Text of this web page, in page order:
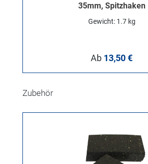
35mm, Spitzhaken
Gewicht: 1.7 kg
Regulärer Preis:
Ab 13,50 €
Produktgalerie überspringen
Zubehör